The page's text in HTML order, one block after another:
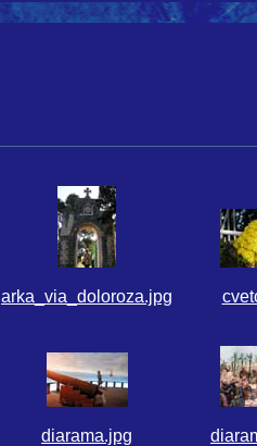
arka_via_doloroza.jpg
diarama.jpg